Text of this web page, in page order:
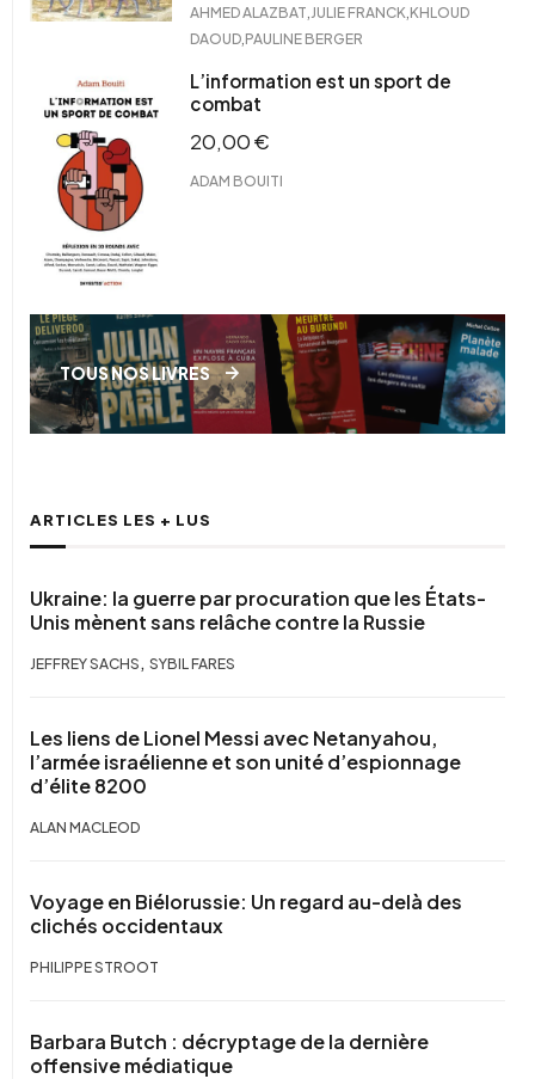
AHMED ALAZBAT JULIE FRANCK KHLOUD
DAOUD PAULINE BERGER
L’information est un sport de
combat
20,00€
ADAM BOUITI
TOUS NOS LIVRES
ARTICLES LES + LUS
Ukraine: la guerre par procuration que les États-
Unis mènent sans relâche contre la Russie
JEFFREY SACHS , SYBIL FARES
Les liens de Lionel Messi avec Netanyahou,
l’armée israélienne et son unité d’espionnage
d’élite 8200
ALAN MACLEOD
Voyage en Biélorussie: Un regard au-delà des
clichés occidentaux
PHILIPPE STROOT
Barbara Butch : décryptage de la dernière
offensive médiatique